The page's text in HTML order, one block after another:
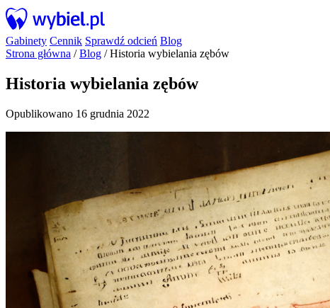
Gabinety Cennik Sprawdź odcień Blog
Strona główna /Blog /Historia wybielania zębów
Historia wybielania zębów
Opublikowano 16 grudnia 2022